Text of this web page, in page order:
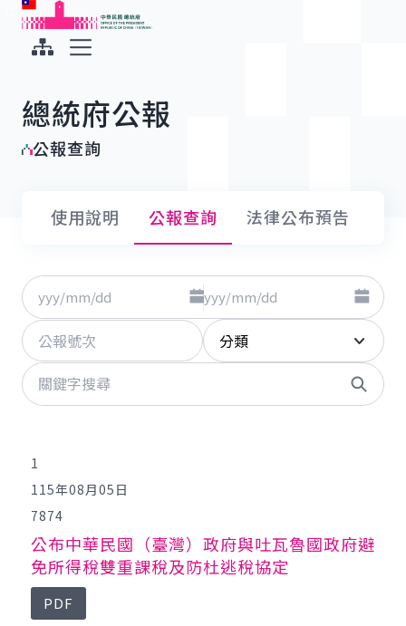
跳到主要內容
中華民國總統府
總統府公報
公報查詢
使用說明 公報查詢 法律公布預告
日期
點擊選擇日期起日
至
點擊選
公報號次
分類
關鍵字
搜尋
1
115年08月05日
7874
公布中華民國（臺灣）政府與吐瓦魯國政府避
免所得稅雙重課稅及防杜逃稅協定
PDF